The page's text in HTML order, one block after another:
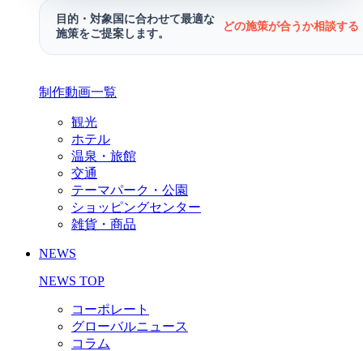
目的・対象国に合わせて最適な
施策をご提案します。
どの施策が合うか相談す
制作動画一覧
観光
ホテル
温泉・旅館
交通
テーマパーク・公園
ショッピングセンター
雑貨・商品
NEWS
NEWS TOP
コーポレート
グローバルニュース
コラム